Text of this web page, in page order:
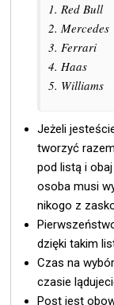
1. Red Bull
2. Mercedes
3. Ferrari
4. Haas
5. Williams
Jeżeli
tworzyć
pod listą i
osoba musi
nikogo z
dzięki takim
Czas na
czasie
Post jest